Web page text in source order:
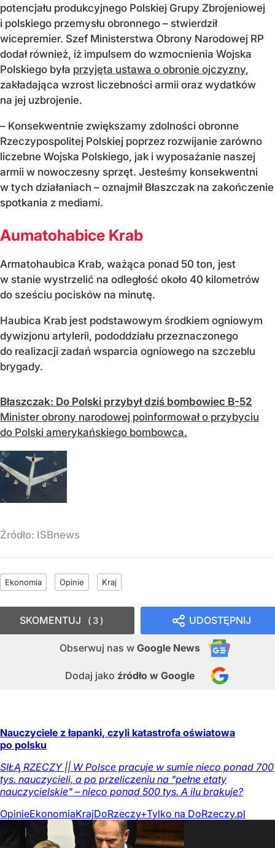
potencjału produkcyjnego Polskiej Grupy Zbrojeniowej
i polskiego przemysłu obronnego – stwierdził
wicepremier. Szef Ministerstwa Obrony Narodowej RP
dodał również, iż impulsem do wzmocnienia Wojska
Polskiego była przyjęta ustawa o obronie ojczyzny,
zakładająca wzrost liczebności armii oraz wydatków
na jej uzbrojenie.
– Konsekwentnie zwiększamy zdolności obronne
Rzeczypospolitej Polskiej poprzez rozwijanie zarówno
liczebne Wojska Polskiego, jak i wyposażanie naszej
armii w nowoczesny sprzęt. Jesteśmy konsekwentni
w tych działaniach – oznajmił Błaszczak na zakończenie
spotkania z mediami.
Aumatohabice Krab
Armatohaubica Krab, ważąca ponad 50 ton, jest
w stanie wystrzelić na odległość około 40 kilometrów
do sześciu pocisków na minutę.
Haubica Krab jest podstawowym środkiem ogniowym
dywizjonu artylerii, pododdziału przeznaczonego
do realizacji zadań wsparcia ogniowego na szczeblu
brygady.
Błaszczak: Do Polski przybył dziś bombowiec B-52
Minister obrony narodowej poinformował o przybyciu
do Polski amerykańskiego bombowca.
Źródło: ISBnews
Ekonomia Opinie Kraj
UDOSTĘPNIJ
Obserwuj nas w Google News
Dodaj jako źródło w Google
SKOMENTUJ 3
Nauczyciele z łapanki, czyli katastrofa oświatowa
po polsku
SIŁĄ RZECZY || W Polsce pracuje w sumie nieco ponad 700
tys. nauczycieli, a po przeliczeniu na "pełne etaty
nauczycielskie" – nieco ponad 500 tys. A ilu brakuje?
OpinieEkonomiaKrajDoRzeczy+Tylko na DoRzeczy.pl